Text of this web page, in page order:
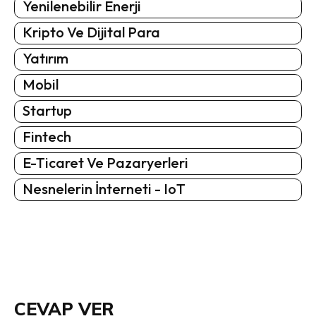
Yenilenebilir Enerji
Kripto Ve Dijital Para
Yatırım
Mobil
Startup
Fintech
E-Ticaret Ve Pazaryerleri
Nesnelerin İnterneti - IoT
CEVAP VER